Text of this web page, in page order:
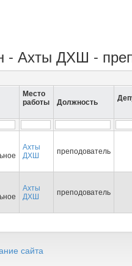
- Ахты ДХШ -
Место
работы
Должность
Ахты
ДХШ
преподователь
Ахты
ДХШ
преподователь
сайта